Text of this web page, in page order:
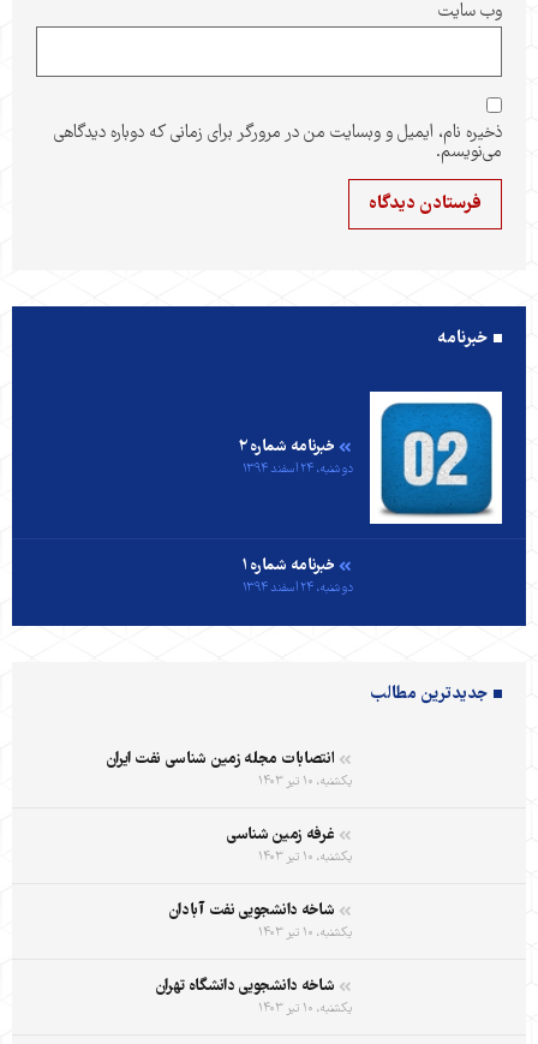
وب‌ سایت
ذخیره نام، ایمیل و وبسایت من در مرورگر برای زمانی که دوباره دیدگاهی
می‌نویسم.
خبرنامه
خبرنامه شماره ۲
دوشنبه، ۲۴ اسفند ۱۳۹۴
خبرنامه شماره ۱
دوشنبه، ۲۴ اسفند ۱۳۹۴
جدیدترین مطالب
انتصابات مجله زمین شناسی نفت ایران
یکشنبه، ۱۰ تیر ۱۴۰۳
غرفه زمین شناسی
یکشنبه، ۱۰ تیر ۱۴۰۳
شاخه دانشجویی نفت آبادان
یکشنبه، ۱۰ تیر ۱۴۰۳
شاخه دانشجویی دانشگاه تهران
یکشنبه، ۱۰ تیر ۱۴۰۳